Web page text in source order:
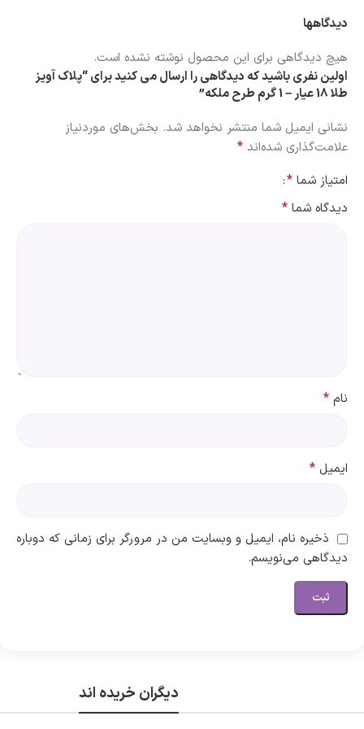
دیدگاهها
هیچ دیدگاهی برای این محصول نوشته نشده است.
اولین نفری باشید که دیدگاهی را ارسال می کنید برای “پلاک آویز
طلا 18 عیار – 1 گرم طرح ملکه”
نشانی ایمیل شما منتشر نخواهد شد. بخش‌های موردنیاز
علامت‌گذاری شده‌اند *
امتیاز شما *
دیدگاه شما *
نام *
ایمیل *
ذخیره نام، ایمیل و وبسایت من در مرورگر برای زمانی که دوباره
دیدگاهی می‌نویسم.
دیگران خریده اند